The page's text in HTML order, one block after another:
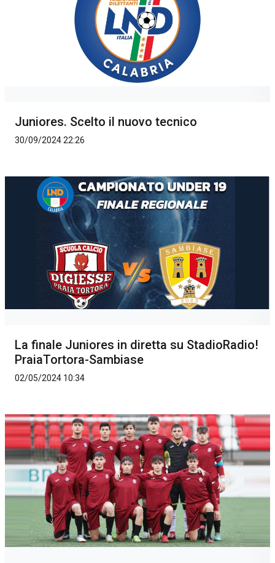
Juniores. Scelto il nuovo tecnico
30/09/2024 22:26
La finale Juniores in diretta su StadioRadio!
PraiaTortora-Sambiase
02/05/2024 10:34